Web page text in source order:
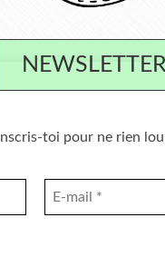
Inscris-toi pour ne rien